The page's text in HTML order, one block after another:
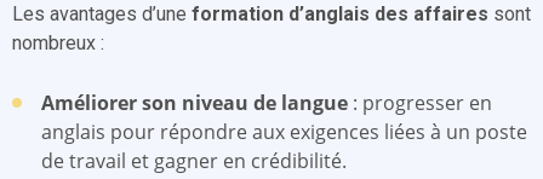
Les avantages d’une formation d’anglais des affaires sont
nombreux :
Améliorer son niveau de langue : progresser en
anglais pour répondre aux exigences liées à un poste
de travail et gagner en crédibilité.